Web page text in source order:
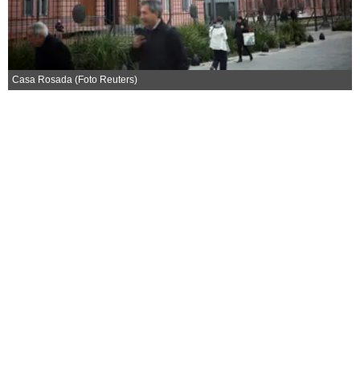
El tiempo
Fúnebres
Clasificados
Horóscopo
Casa Rosada (Foto Reuters)